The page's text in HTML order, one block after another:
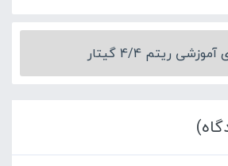
ریتم 4/4 گیتار